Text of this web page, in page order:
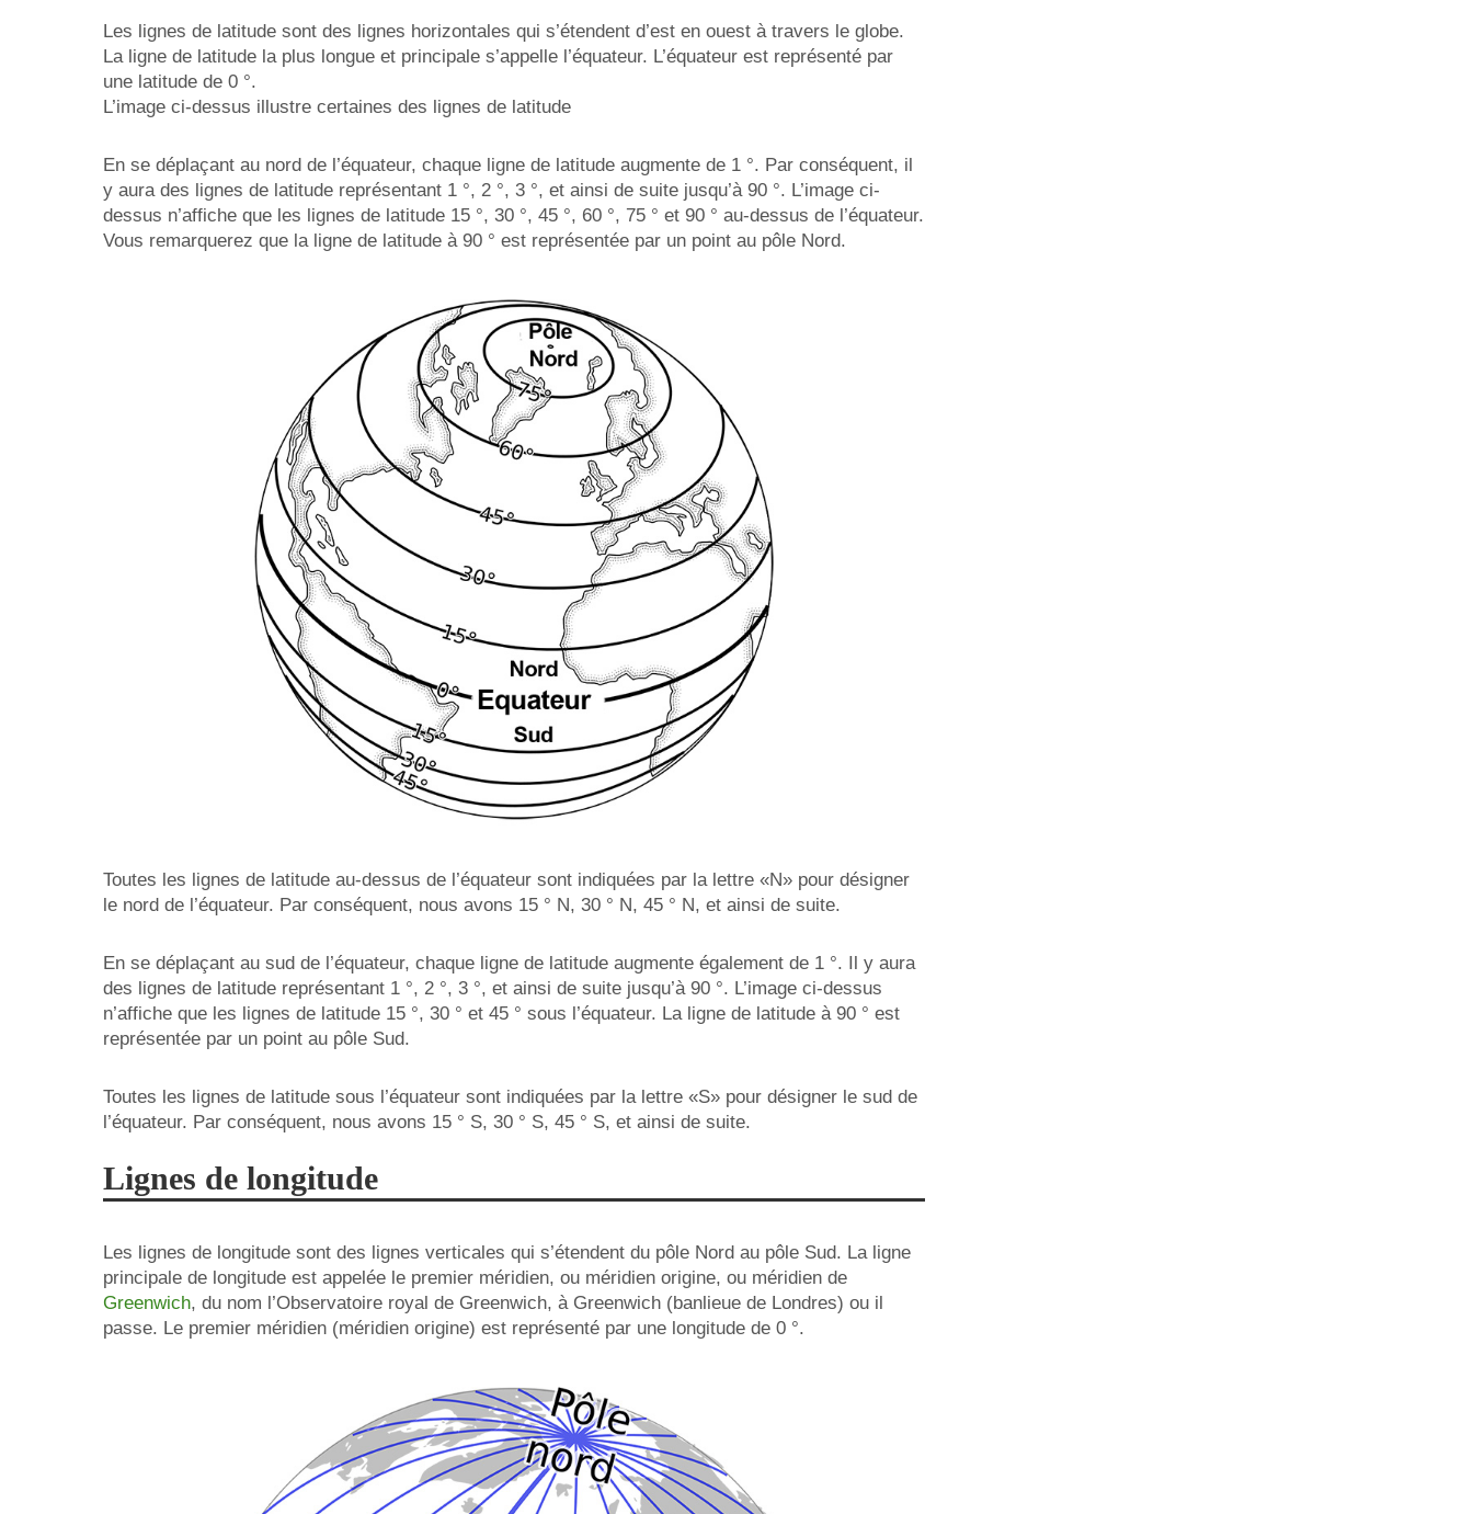
Les lignes de latitude sont des lignes horizontales qui s’étendent d’est en ouest à travers le globe.
La ligne de latitude la plus longue et principale s’appelle l’équateur. L’équateur est représenté par
une latitude de 0 °.
L’image ci-dessus illustre certaines des lignes de latitude
En se déplaçant au nord de l’équateur, chaque ligne de latitude augmente de 1 °. Par conséquent, il
y aura des lignes de latitude représentant 1 °, 2 °, 3 °, et ainsi de suite jusqu’à 90 °. L’image ci-
dessus n’affiche que les lignes de latitude 15 °, 30 °, 45 °, 60 °, 75 ° et 90 ° au-dessus de l’équateur.
Vous remarquerez que la ligne de latitude à 90 ° est représentée par un point au pôle Nord.
Toutes les lignes de latitude au-dessus de l’équateur sont indiquées par la lettre «N» pour désigner
le nord de l’équateur. Par conséquent, nous avons 15 ° N, 30 ° N, 45 ° N, et ainsi de suite.
En se déplaçant au sud de l’équateur, chaque ligne de latitude augmente également de 1 °. Il y aura
des lignes de latitude représentant 1 °, 2 °, 3 °, et ainsi de suite jusqu’à 90 °. L’image ci-dessus
n’affiche que les lignes de latitude 15 °, 30 ° et 45 ° sous l’équateur. La ligne de latitude à 90 ° est
représentée par un point au pôle Sud.
Toutes les lignes de latitude sous l’équateur sont indiquées par la lettre «S» pour désigner le sud de
l’équateur. Par conséquent, nous avons 15 ° S, 30 ° S, 45 ° S, et ainsi de suite.
Lignes de longitude
Les lignes de longitude sont des lignes verticales qui s’étendent du pôle Nord au pôle Sud. La ligne
principale de longitude est appelée le premier méridien, ou méridien origine, ou méridien de
Greenwich, du nom l’Observatoire royal de Greenwich, à Greenwich (banlieue de Londres) ou il
passe. Le premier méridien (méridien origine) est représenté par une longitude de 0 °.